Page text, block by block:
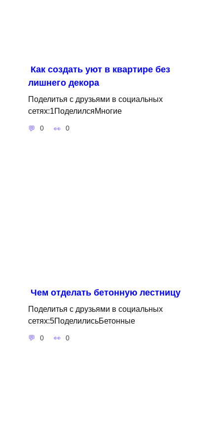
Как создать уют в квартире без
лишнего декора
Поделитья с друзьями в социальных
сетях:1ПоделилсяМногие
0 0
Чем отделать бетонную лестницу
Поделитья с друзьями в социальных
сетях:5ПоделилисьБетонные
0 0